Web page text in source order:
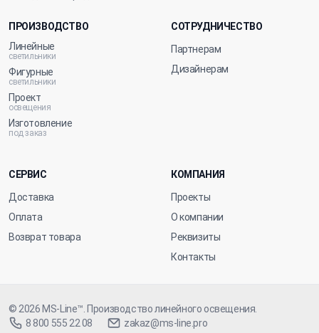
ПРОИЗВОДСТВО
Линейные
светильники
Фигурные
светильники
Проект
освещения
Изготовление
под заказ
СОТРУДНИЧЕСТВО
Партнерам
Дизайнерам
СЕРВИС
Доставка
Оплата
Возврат товара
КОМПАНИЯ
Проекты
О компании
Реквизиты
Контакты
© 2026 MS-Line™ . Производство линейного освещения.
8 800 555 22 08
zakaz@ms-line.pro